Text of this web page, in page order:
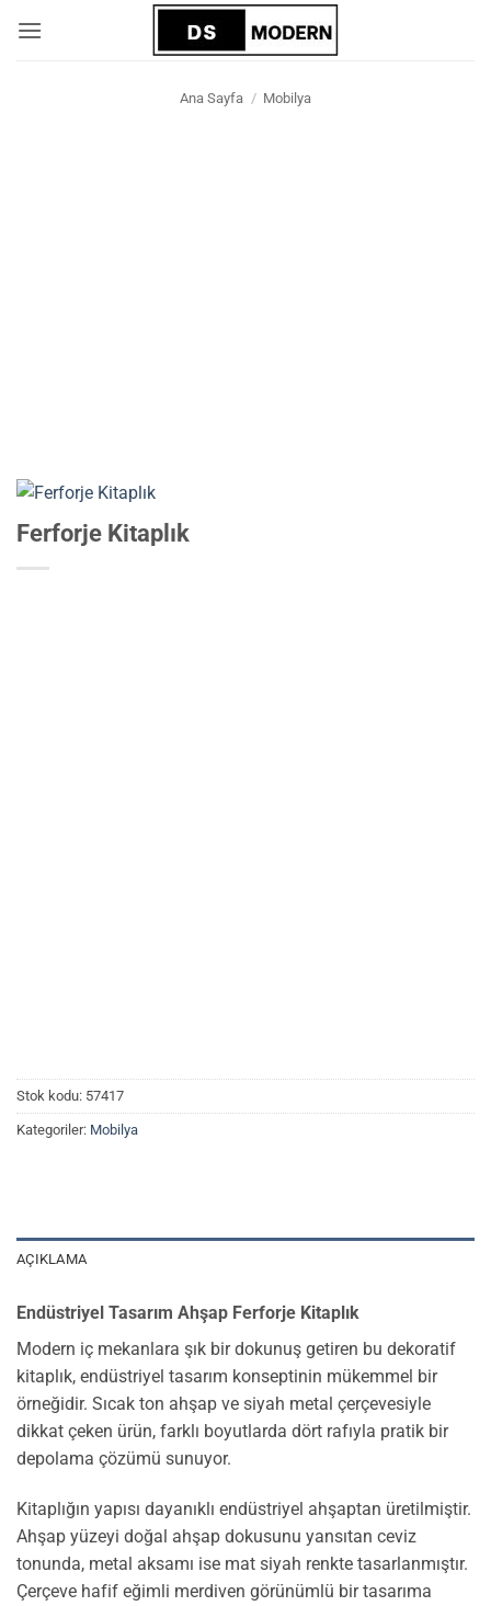
atla
Ana Sayfa / Mobilya
Ferforje Kitaplık
Stok kodu: 57417
Kategoriler: Mobilya
AÇIKLAMA
Endüstriyel Tasarım Ahşap Ferforje Kitaplık
Modern iç mekanlara şık bir dokunuş getiren bu dekoratif
kitaplık, endüstriyel tasarım konseptinin mükemmel bir
örneğidir. Sıcak ton ahşap ve siyah metal çerçevesiyle
dikkat çeken ürün, farklı boyutlarda dört rafıyla pratik bir
depolama çözümü sunuyor.
Kitaplığın yapısı dayanıklı endüstriyel ahşaptan üretilmiştir.
Ahşap yüzeyi doğal ahşap dokusunu yansıtan ceviz
tonunda, metal aksamı ise mat siyah renkte tasarlanmıştır.
Çerçeve hafif eğimli merdiven görünümlü bir tasarıma